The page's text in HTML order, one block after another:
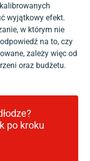
wyjątkowy efekt.
w którym nie
na to, czy
zależy więc od
oraz budżetu.
po kroku